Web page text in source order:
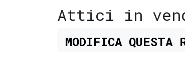
Attici in
MODIFICA QUESTA